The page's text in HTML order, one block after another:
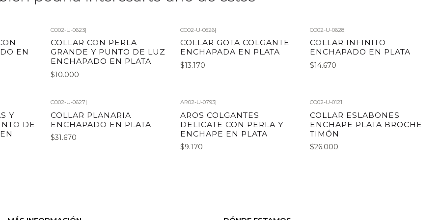
EN
CO02-U-0623|
COLLAR CON PERLA
GRANDE Y PUNTO DE LUZ
ENCHAPADO EN PLATA
$10.000
CO02-U-0626|
COLLAR GOTA COLGANTE
ENCHAPADA EN PLATA
$13.170
CO02-U-0628|
COLLAR INFINITO
ENCHAPADO EN PLATA
$14.670
Y
DE
CO02-U-0627|
COLLAR PLANARIA
ENCHAPADO EN PLATA
$31.670
AR02-U-0793|
AROS COLGANTES
DELICATE CON PERLA Y
ENCHAPE EN PLATA
$9.170
CO02-U-0121|
COLLAR ESLABONES
ENCHAPE PLATA BROCHE
TIMÓN
$26.000